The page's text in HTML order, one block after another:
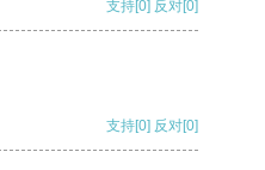
支持[0] 反对[0]
支持[0] 反对[0]